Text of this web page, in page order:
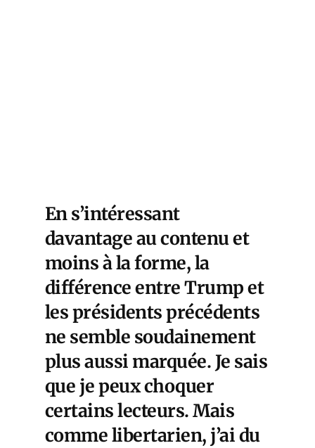
En s’intéressant
davantage au contenu et
moins à la forme, la
différence entre Trump et
les présidents précédents
ne semble soudainement
plus aussi marquée. Je sais
que je peux choquer
certains lecteurs. Mais
comme libertarien, j’ai du